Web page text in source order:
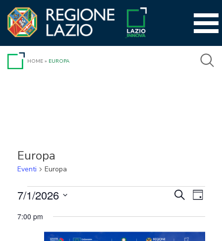
contenuto
HOME » EUROPA
Europa
Eventi Europa
Eventi
for
Luglio
Eventi
Ricerca
e
Cerca Giorno
7/1/2026
la
7:00 pm